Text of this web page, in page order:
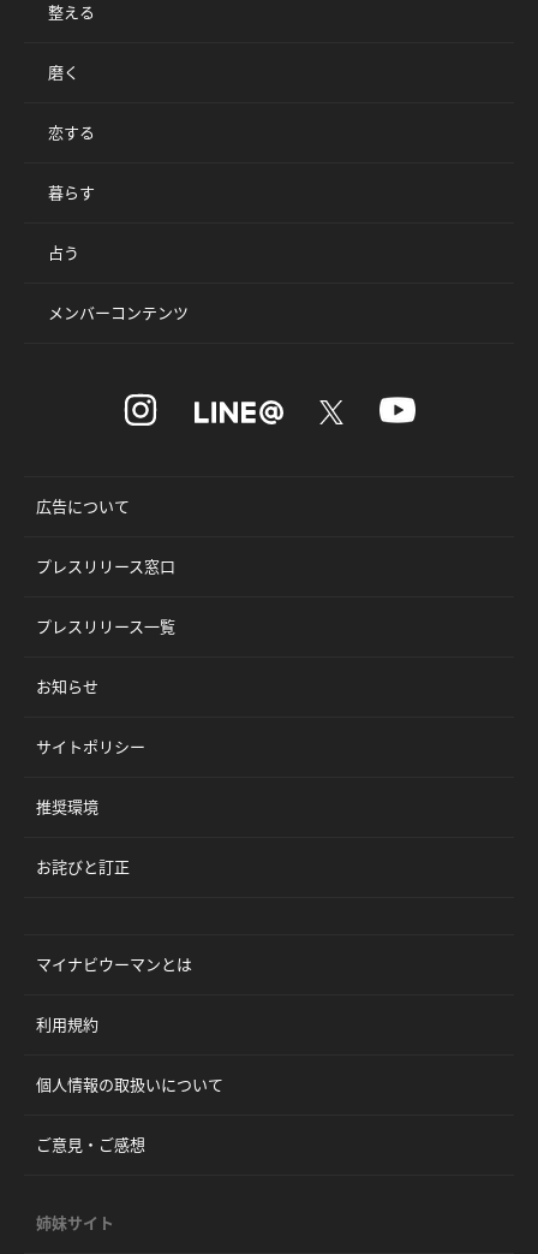
整える
磨く
恋する
暮らす
占う
メンバーコンテンツ
広告について
プレスリリース窓口
プレスリリース一覧
お知らせ
サイトポリシー
推奨環境
お詫びと訂正
マイナビウーマンとは
利用規約
個人情報の取扱いについて
ご意見・ご感想
姉妹サイト